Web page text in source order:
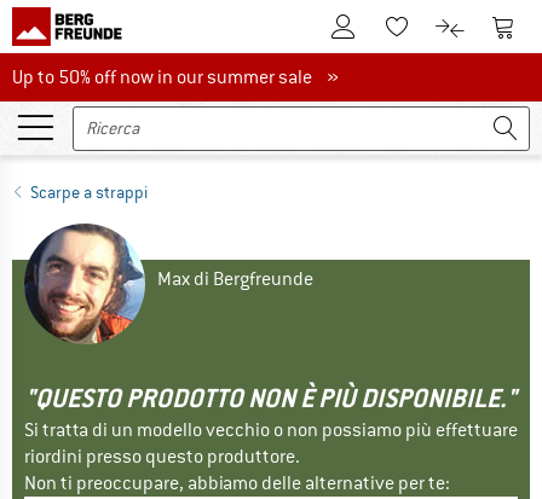
Al conto clienteAlla lista
Al Al
Up to 50% off now in our summer sale
Up to 50% off now in our summer sale »
Scarpe a strappi
Max di Bergfreunde
"QUESTO PRODOTTO NON È PIÙ DISPONIBILE."
Si tratta di un modello vecchio o non possiamo più effettuare
riordini presso questo produttore.
Non ti preoccupare, abbiamo delle alternative per te: